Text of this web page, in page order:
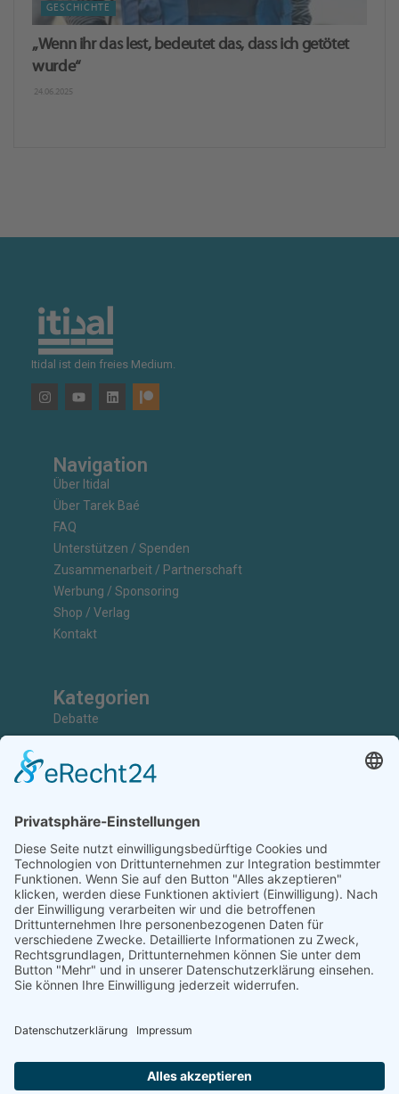
GESCHICHTE
„Wenn ihr das lest, bedeutet das, dass ich getötet
wurde“
24.06.2025
Itidal ist dein freies Medium.
Navigation
Über Itidal
Über Tarek Baé
FAQ
Unterstützen / Spenden
Zusammenarbeit / Partnerschaft
Werbung / Sponsoring
Shop / Verlag
Kontakt
Kategorien
Debatte
Grundlagen
Geschichte
Investigativ
Unterstützen
Ihr könnt uns bei der Arbeit unterstützen, Artikel einreichen,
Abonnenten sein, Werbung schalten oder Kooperationspartner
werden.
JETZT UNTERSTÜTZEN